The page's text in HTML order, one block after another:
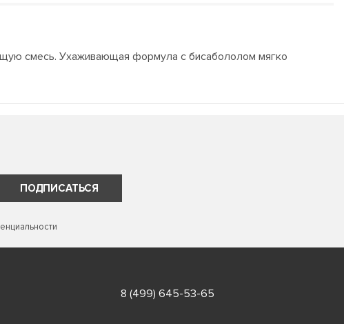
смесь. Ухаживающая формула с бисабололом мягко
ПОДПИСАТЬСЯ
8 (499) 645-53-65